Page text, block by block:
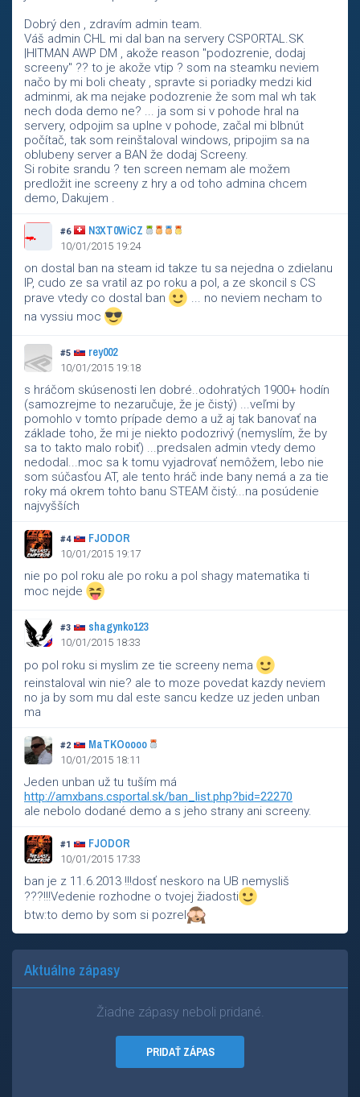
Dobrý den , zdravím admin team.
Váš admin CHL mi dal ban na servery CSPORTAL.SK
|HITMAN AWP DM , akože reason "podozrenie, dodaj
screeny" ?? to je akože vtip ? som na steamku neviem
načo by mi boli cheaty , spravte si poriadky medzi kid
adminmi, ak ma nejake podozrenie že som mal wh tak
nech doda demo ne? ... ja som si v pohode hral na
servery, odpojim sa uplne v pohode, začal mi blbnút
počítač, tak som reinštaloval windows, pripojim sa na
oblubeny server a BAN že dodaj Screeny.
Si robite srandu ? ten screen nemam ale možem
predložit ine screeny z hry a od toho admina chcem
demo, Dakujem .
#6 N3XT0WiCZ
10/01/2015 19:24
on dostal ban na steam id takze tu sa nejedna o zdielanu
IP, cudo ze sa vratil az po roku a pol, a ze skoncil s CS
prave vtedy co dostal ban
... no neviem necham to
na vyssiu moc
#5 rey002
10/01/2015 19:18
s hráčom skúsenosti len dobré..odohratých 1900+ hodín
(samozrejme to nezaručuje, že je čistý) ...veľmi by
pomohlo v tomto prípade demo a už aj tak banovať na
základe toho, že mi je niekto podozrivý (nemyslím, že by
sa to takto malo robiť) ...predsalen admin vtedy demo
nedodal...moc sa k tomu vyjadrovať nemôžem, lebo nie
som súčasťou AT, ale tento hráč inde bany nemá a za tie
roky má okrem tohto banu STEAM čistý...na posúdenie
najvyšších
#4 FJODOR
10/01/2015 19:17
nie po pol roku ale po roku a pol shagy matematika ti
moc nejde
#3 shagynko123
10/01/2015 18:33
po pol roku si myslim ze tie screeny nema
reinstaloval win nie? ale to moze povedat kazdy neviem
no ja by som mu dal este sancu kedze uz jeden unban
ma
#2 MaTKOoooo
10/01/2015 18:11
Jeden unban už tu tuším má
http://amxbans.csportal.sk/ban_list.php?bid=22270
ale nebolo dodané demo a s jeho strany ani screeny.
#1 FJODOR
10/01/2015 17:33
ban je z 11.6.2013 !!!dosť neskoro na UB nemysliš
???!!!Vedenie rozhodne o tvojej žiadosti
btw:to demo by som si pozrel
Aktuálne zápasy
Žiadne zápasy neboli pridané.
PRIDAŤ ZÁPAS